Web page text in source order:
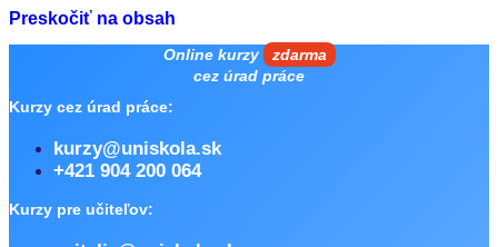
Preskočiť na obsah
Online kurzy
zdarma
cez úrad práce
Kurzy cez úrad práce:
kurzy@uniskola.sk
+421 904 200 064
Kurzy pre učiteľov: